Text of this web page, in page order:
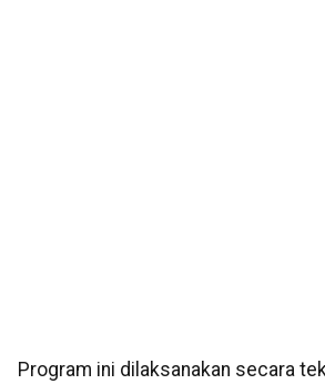
Program ini dilaksanakan secara